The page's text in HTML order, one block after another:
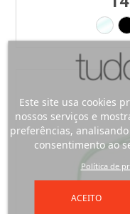
Este site usa cookies
nossos serviços e
preferências,
consentimento ao
Política de
ACEITO